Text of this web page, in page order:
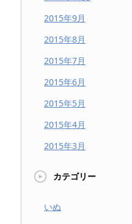
2015年9月
2015年8月
2015年7月
2015年6月
2015年5月
2015年4月
2015年3月
カテゴリー
いぬ